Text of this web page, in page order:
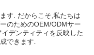
す. だからこそ,私たちは
のためのOEM/ODMサー
デンティティを反映した
できます.